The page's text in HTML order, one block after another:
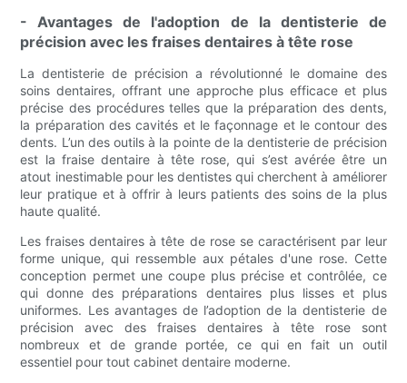
- Avantages de l'adoption de la dentisterie de
précision avec les fraises dentaires à tête rose
La dentisterie de précision a révolutionné le domaine des
soins dentaires, offrant une approche plus efficace et plus
précise des procédures telles que la préparation des dents,
la préparation des cavités et le façonnage et le contour des
dents. L’un des outils à la pointe de la dentisterie de précision
est la fraise dentaire à tête rose, qui s’est avérée être un
atout inestimable pour les dentistes qui cherchent à améliorer
leur pratique et à offrir à leurs patients des soins de la plus
haute qualité.
Les fraises dentaires à tête de rose se caractérisent par leur
forme unique, qui ressemble aux pétales d'une rose. Cette
conception permet une coupe plus précise et contrôlée, ce
qui donne des préparations dentaires plus lisses et plus
uniformes. Les avantages de l’adoption de la dentisterie de
précision avec des fraises dentaires à tête rose sont
nombreux et de grande portée, ce qui en fait un outil
essentiel pour tout cabinet dentaire moderne.